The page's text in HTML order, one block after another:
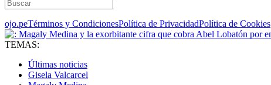
ojo.peTérminos y CondicionesPolítica de PrivacidadPolítica de Cookies
TEMAS:
Últimas noticias
Gisela Valcarcel